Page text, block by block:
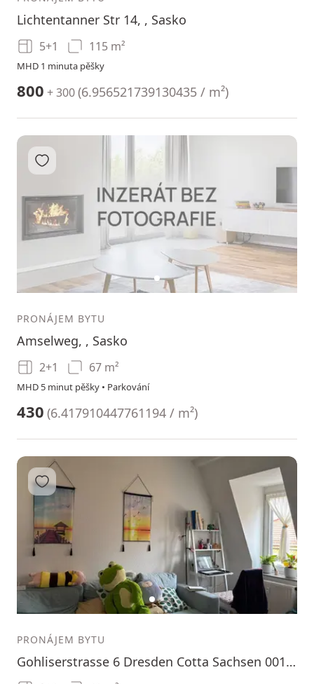
Lichtentanner Str 14, , Sasko
5+1 115 m²
MHD 1 minuta pěšky
800 + 300(6.956521739130435 / m²)
1
Přidat do oblíbených
PRONÁJEM BYTU
Amselweg, , Sasko
2+1 67 m²
MHD 5 minut pěšky • Parkování
430 (6.417910447761194 / m²)
12
Přidat do oblíbených
PRONÁJEM BYTU
Gohliserstrasse 6 Dresden Cotta Sachsen 001159